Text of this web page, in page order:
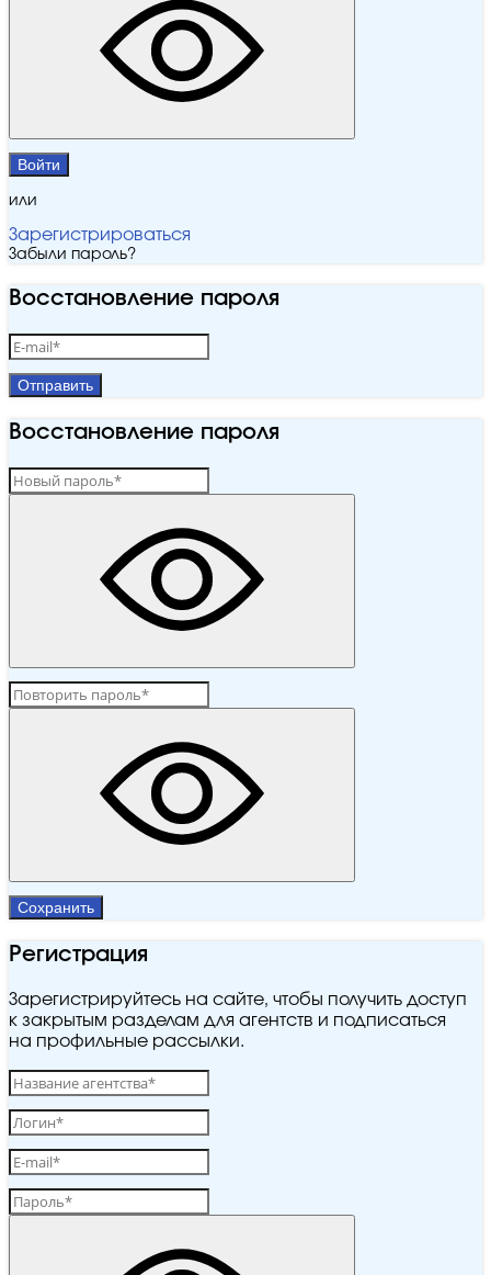
Войти
или
Зарегистрироваться
Забыли пароль?
Восстановление пароля
Отправить
Восстановление пароля
Сохранить
Регистрация
Зарегистрируйтесь на сайте, чтобы получить доступ
к закрытым разделам для агентств и подписаться
на профильные рассылки.